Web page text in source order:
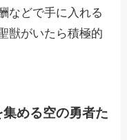
などで手に入れる
獣がいたら積極的
める空の勇者た